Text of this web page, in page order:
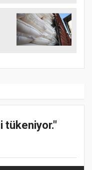
tükeniyor."